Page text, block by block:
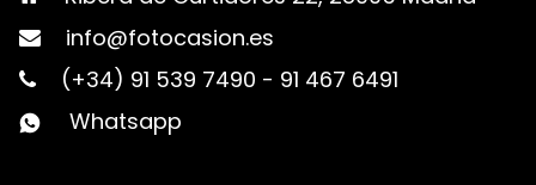
info@fotocasion.es
(+34) 91 539 7490 - 91 467 6491
Whatsapp